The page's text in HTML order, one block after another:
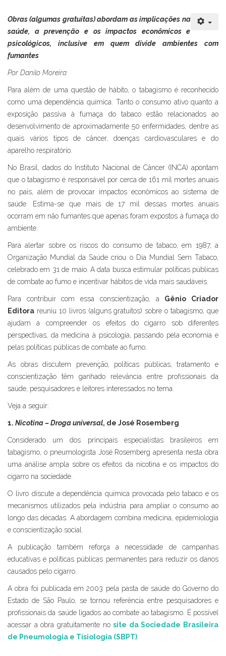
Obras (algumas gratuitas) abordam as implicações na
saúde, a prevenção e os impactos econômicos e
psicológicos, inclusive em quem divide ambientes com
fumantes
Por Danilo Moreira
Para além de uma questão de hábito, o tabagismo é reconhecido
como uma dependência química. Tanto o consumo ativo quanto a
exposição passiva à fumaça do tabaco estão relacionados ao
desenvolvimento de aproximadamente 50 enfermidades, dentre as
quais vários tipos de câncer, doenças cardiovasculares e do
aparelho respiratório.
No Brasil, dados do Instituto Nacional de Câncer (INCA) apontam
que o tabagismo é responsável por cerca de 161 mil mortes anuais
no país, além de provocar impactos econômicos ao sistema de
saúde. Estima-se que mais de 17 mil dessas mortes anuais
ocorram em não fumantes que apenas foram expostos à fumaça do
ambiente.
Para alertar sobre os riscos do consumo de tabaco, em 1987, a
Organização Mundial da Saúde criou o Dia Mundial Sem Tabaco,
celebrado em 31 de maio. A data busca estimular políticas públicas
de combate ao fumo e incentivar hábitos de vida mais saudáveis.
Para contribuir com essa conscientização, a Gênio Criador
Editora reuniu 10 livros (alguns gratuitos) sobre o tabagismo, que
ajudam a compreender os efeitos do cigarro sob diferentes
perspectivas, da medicina à psicologia, passando pela economia e
pelas políticas públicas de combate ao fumo.
As obras discutem prevenção, políticas públicas, tratamento e
conscientização têm ganhado relevância entre profissionais da
saúde, pesquisadores e leitores interessados no tema.
Veja a seguir:
1. Nicotina – Droga universal, de José Rosemberg
Considerado um dos principais especialistas brasileiros em
tabagismo, o pneumologista José Rosemberg apresenta nesta obra
uma análise ampla sobre os efeitos da nicotina e os impactos do
cigarro na sociedade.
O livro discute a dependência química provocada pelo tabaco e os
mecanismos utilizados pela indústria para ampliar o consumo ao
longo das décadas. A abordagem combina medicina, epidemiologia
e conscientização social.
A publicação também reforça a necessidade de campanhas
educativas e políticas públicas permanentes para reduzir os danos
causados pelo cigarro.
A obra foi publicada em 2003 pela pasta de saúde do Governo do
Estado de São Paulo, se tornou referência entre pesquisadores e
profissionais da saúde ligados ao combate ao tabagismo. É possível
acessar a obra gratuitamente nosite da Sociedade Brasileira
de Pneumologia e Tisiologia (SBPT).